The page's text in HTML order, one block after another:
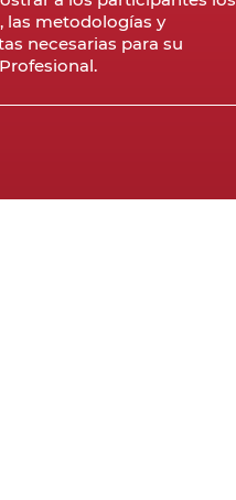
las metodologías y
necesarias para su